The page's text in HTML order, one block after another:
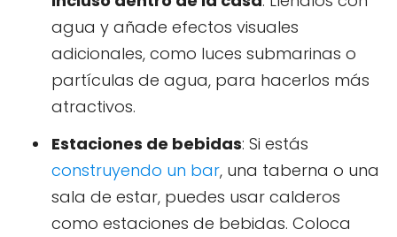
agua y añade efectos visuales
adicionales, como luces submarinas o
partículas de agua, para hacerlos más
atractivos.
Estaciones de bebidas: Si estás
construyendo un bar, una taberna o una
sala de estar, puedes usar calderos
como estaciones de bebidas. Coloca